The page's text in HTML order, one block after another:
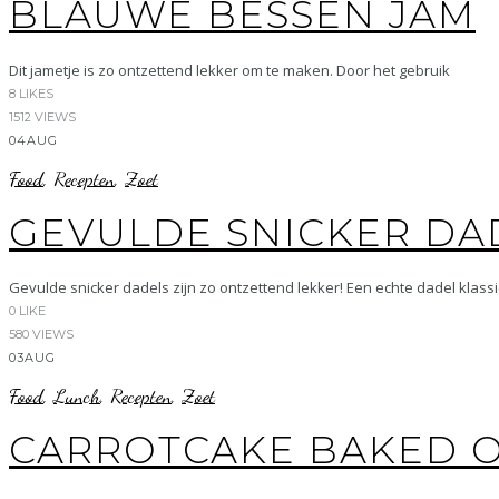
BLAUWE BESSEN JAM
Dit jametje is zo ontzettend lekker om te maken. Door het gebruik
8 LIKES
1512 VIEWS
04AUG
Food, Recepten, Zoet
GEVULDE SNICKER
Gevulde snicker dadels zijn zo ontzettend lekker! Een echte dadel
0 LIKE
580 VIEWS
03AUG
Food,Lunch, Recepten, Zoet
CARROTCAKE BAKED